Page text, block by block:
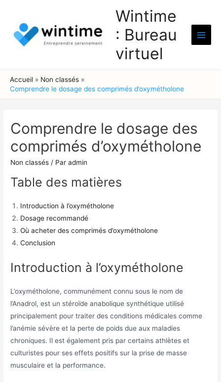
contenu
Wintime
: Bureau
virtuel
Main
Accueil
Non classés
Comprendre le dosage des comprimés d’oxymétholone
Comprendre le dosage des
comprimés d’oxymétholone
Non classés / Paradmin
Table des matières
Introduction à l’oxymétholone
Dosage recommandé
Où acheter des comprimés d’oxymétholone
Conclusion
Introduction à l’oxymétholone
L’oxymétholone, communément connu sous le nom de
l’Anadrol, est un stéroïde anabolique synthétique utilisé
principalement pour traiter des conditions médicales comme
l’anémie sévère et la perte de poids due aux maladies
chroniques. Il est également pris par certains athlètes et
culturistes pour ses effets positifs sur la prise de masse
musculaire et la performance.